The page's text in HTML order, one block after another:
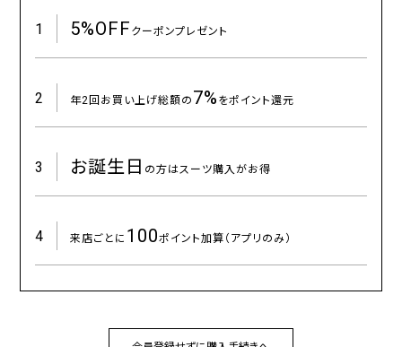
1 5%OFF クーポンプレゼント
2 年2回お買い上げ総額の 7% をポイント還元
3 お誕生日 の方はスーツ購入がお得
4 来店ごとに 100ポイント加算（アプリのみ）